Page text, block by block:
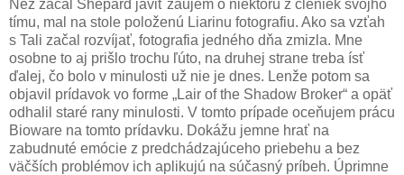
Než začal Shepard javiť záujem o niektorú z členiek svojho
tímu, mal na stole položenú Liarinu fotografiu. Ako sa vzťah
s Tali začal rozvíjať, fotografia jedného dňa zmizla. Mne
osobne to aj prišlo trochu ľúto, na druhej strane treba ísť
ďalej, čo bolo v minulosti už nie je dnes. Lenže potom sa
objavil prídavok vo forme „Lair of the Shadow Broker“ a opäť
odhalil staré rany minulosti. V tomto prípade oceňujem prácu
Bioware na tomto prídavku. Dokážu jemne hrať na
zabudnuté emócie z predchádzajúceho priebehu a bez
väčších problémov ich aplikujú na súčasný príbeh. Úprimne